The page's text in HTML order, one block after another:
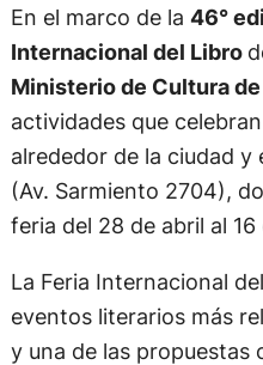
En el marco de la 46°
Internacional del Libro
Ministerio de Cultura
actividades que
alrededor de la ciudad y
(Av. Sarmiento 2704),
feria del 28 de abril al 16
La Feria Internacional
eventos literarios más
y una de las propuestas